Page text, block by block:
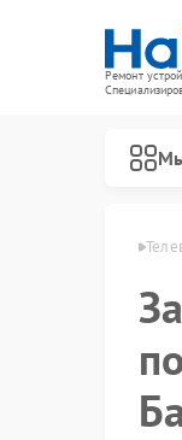
Ремонт
Haier в Барнауле